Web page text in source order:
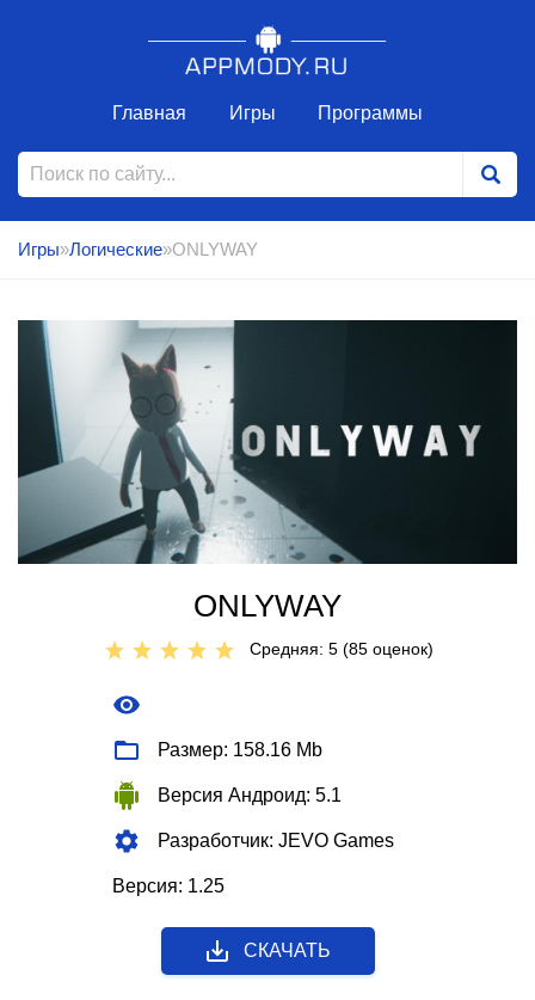
Главная Игры Программы
Игры»Логические»ONLYWAY
ONLYWAY
Средняя: 5 (85 оценок)
Размер: 158.16 Mb
Версия Андроид: 5.1
Разработчик: JEVO Games
Версия: 1.25
СКАЧАТЬ